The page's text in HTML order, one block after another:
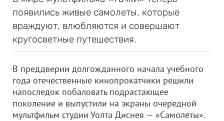
появились живые самолеты, которые
враждуют, влюбляются и совершают
кругосветные путешествия.
В преддверии долгожданного начала учебного
года отечественные кинопрокатчики решили
напоследок побаловать подрастающее
поколение и выпустили на экраны очередной
мультфильм студии Уолта Диснея — «Самолеты».